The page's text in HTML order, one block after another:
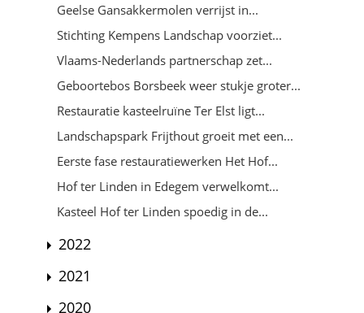
Geelse Gansakkermolen verrijst in...
Stichting Kempens Landschap voorziet...
Vlaams-Nederlands partnerschap zet...
Geboortebos Borsbeek weer stukje groter...
Restauratie kasteelruïne Ter Elst ligt...
Landschapspark Frijthout groeit met een...
Eerste fase restauratiewerken Het Hof...
Hof ter Linden in Edegem verwelkomt...
Kasteel Hof ter Linden spoedig in de...
2022
2021
2020